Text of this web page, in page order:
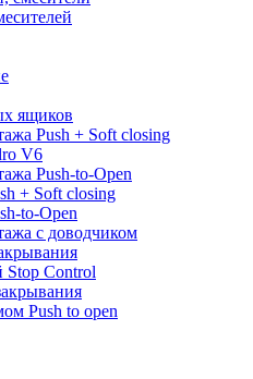
ящиков
Push + Soft closing
V6
Push-to-Open
+ Soft closing
to-Open
с доводчиком
Stop Control
Push to open